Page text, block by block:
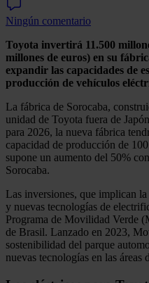
Ningún comentario
Toyota invertirá 11.500
millones de euros) en su
expandir las capacidades de
producción de vehículos
La fábrica de Sorocaba,
unidad de Toyota fuera de
para 2026, la nueva fábrica
capacidad de producción de
supone un aumento del 50%
Sorocaba.
Las inversiones, que implican
y nuevas tecnologías de
Programa de Movilidad Verde
de Brasil. Lanzado en 2023,
sostenibilidad del parque
nuevas tecnologías en las